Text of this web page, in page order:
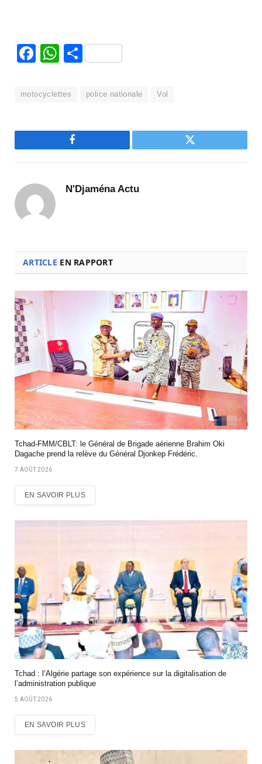
Facebook
WhatsApp
Partager
motocyclettes police nationale Vol
Facebook Twitter
N'Djaména Actu
ARTICLE EN RAPPORT
Tchad-FMM/CBLT: le Général de Brigade aérienne Brahim Oki
Dagache prend la relève du Général Djonkep Frédéric.
7 AOÛT 2026
EN SAVOIR PLUS
Tchad : l’Algérie partage son expérience sur la digitalisation de
l’administration publique
5 AOÛT 2026
EN SAVOIR PLUS